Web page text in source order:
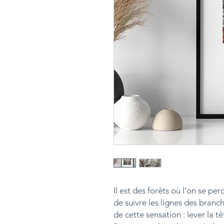
Il est des forêts où l’on se
de suivre les lignes des
de cette sensation : lever la